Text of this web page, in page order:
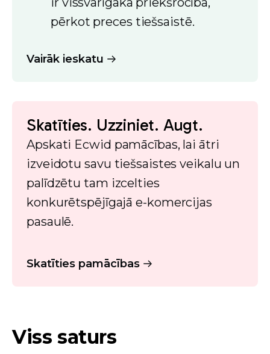
pērkot preces tiešsaistē.
Vairāk ieskatu
Skatīties. Uzziniet. Augt.
Apskati Ecwid pamācības, lai ātri
izveidotu savu tiešsaistes veikalu un
palīdzētu tam izcelties
konkurētspējīgajā e-komercijas
pasaulē.
Skatīties pamācības
Viss saturs